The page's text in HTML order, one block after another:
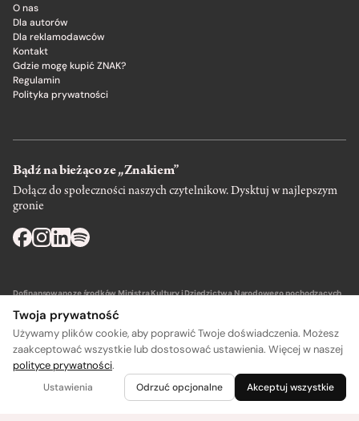
O nas
Dla autorów
Dla reklamodawców
Kontakt
Gdzie mogę kupić ZNAK?
Regulamin
Polityka prywatności
Bądź na bieżąco ze „Znakiem”
Dołącz do społeczności naszych czytelnikow. Dysktuj w najlepszym
gronie
Dofinansowano ze środków Ministra Kultury i Dziedzictwa Narodowego pochodzących
Wydawca: SIW Znak w Krakowie
Twoja prywatność
Używamy plików cookie, aby poprawić Twoje doświadczenia. Możesz
zaakceptować wszystkie lub dostosować ustawienia. Więcej w naszej
polityce prywatności.
Ustawienia Odrzuć opcjonalne Akceptuj wszystkie